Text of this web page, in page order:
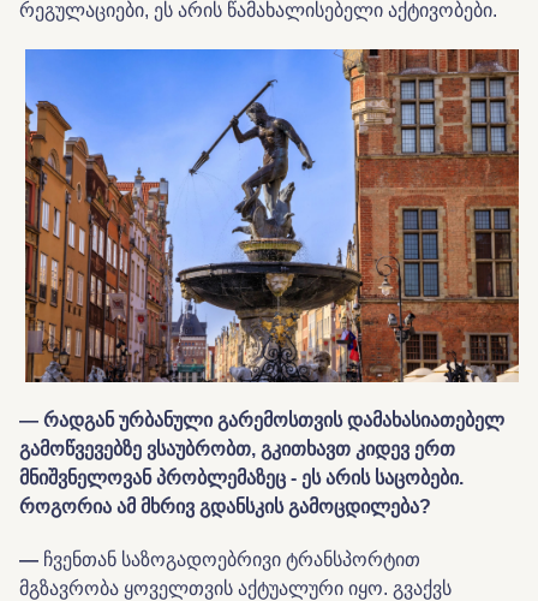
რეგულაციები, ეს არის წამახალისებელი აქტივობები.
— რადგან ურბანული გარემოსთვის დამახასიათებელ
გამოწვევებზე ვსაუბრობთ, გკითხავთ კიდევ ერთ
მნიშვნელოვან პრობლემაზეც - ეს არის საცობები.
როგორია ამ მხრივ გდანსკის გამოცდილება?
— ჩვენთან საზოგადოებრივი ტრანსპორტით
მგზავრობა ყოველთვის აქტუალური იყო. გვაქვს